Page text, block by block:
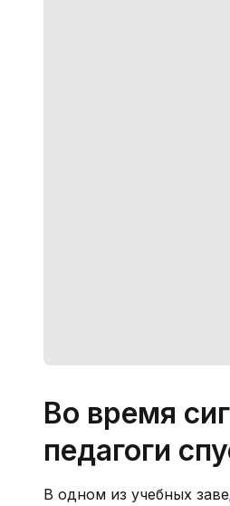
Во время
педагоги
В одном из учебных